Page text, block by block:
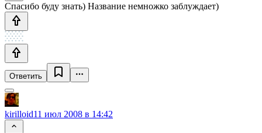
Спасибо буду знать) Название немножко заблуждает)
Ответить
kirilloid11 июл 2008 в 14:42